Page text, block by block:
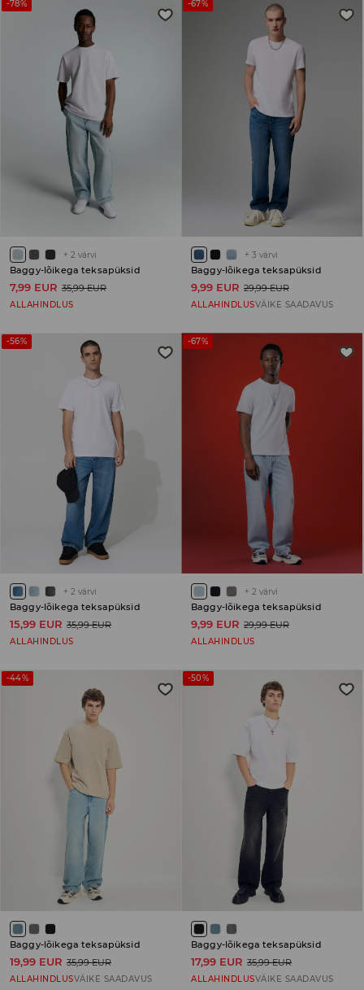
-78%
+ 2 värvi
Baggy-lõikega teksapüksid
7,99 EUR 35,99 EUR
ALLAHINDLUS
-67%
+ 3 värvi
Baggy-lõikega teksapüksid
9,99 EUR 29,99 EUR
ALLAHINDLUSVÄIKE SAADAVUS
-56%
+ 2 värvi
Baggy-lõikega teksapüksid
15,99 EUR 35,99 EUR
ALLAHINDLUS
-67%
+ 2 värvi
Baggy-lõikega teksapüksid
9,99 EUR 29,99 EUR
ALLAHINDLUS
-44%
Baggy-lõikega teksapüksid
19,99 EUR 35,99 EUR
ALLAHINDLUSVÄIKE SAADAVUS
-50%
Baggy-lõikega teksapüksid
17,99 EUR 35,99 EUR
ALLAHINDLUSVÄIKE SAADAVUS